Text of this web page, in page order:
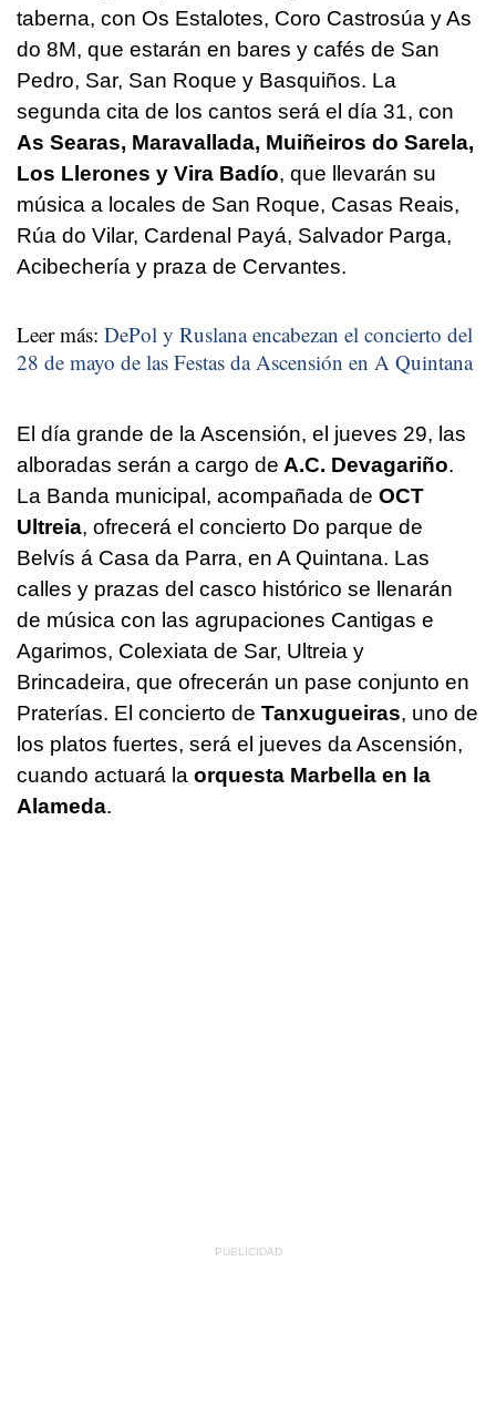
taberna, con Os Estalotes, Coro Castrosúa y As
do 8M, que estarán en bares y cafés de San
Pedro, Sar, San Roque y Basquiños. La
segunda cita de los cantos será el día 31, con
As Searas, Maravallada, Muiñeiros do Sarela,
Los Llerones y Vira Badío, que llevarán su
música a locales de San Roque, Casas Reais,
Rúa do Vilar, Cardenal Payá, Salvador Parga,
Acibechería y praza de Cervantes.
Leer más: DePol y Ruslana encabezan el concierto del
28 de mayo de las Festas da Ascensión en A Quintana
El día grande de la Ascensión, el jueves 29, las
alboradas serán a cargo de A.C. Devagariño.
La Banda municipal, acompañada de OCT
Ultreia, ofrecerá el concierto Do parque de
Belvís á Casa da Parra, en A Quintana. Las
calles y prazas del casco histórico se llenarán
de música con las agrupaciones Cantigas e
Agarimos, Colexiata de Sar, Ultreia y
Brincadeira, que ofrecerán un pase conjunto en
Praterías. El concierto de Tanxugueiras, uno de
los platos fuertes, será el jueves da Ascensión,
cuando actuará la orquesta Marbella en la
Alameda.